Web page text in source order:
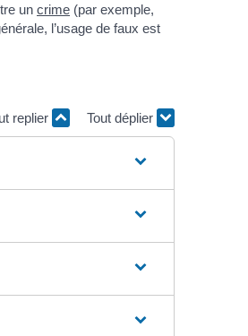
un crime (par exemple,
l’usage de faux est
replier
Tout déplier